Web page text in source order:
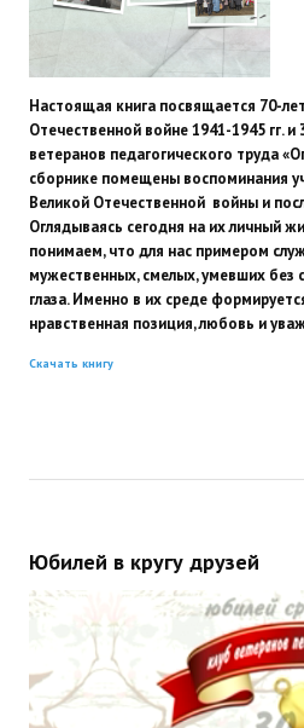
Настоящая книга посвящается 70-
Отечественной войне 1941-1945 гг.
ветеранов педагогического труда
сборнике помещены воспоминания
Великой Отечественной войны и
Оглядываясь сегодня на их личный
понимаем, что для нас примером
мужественных, смелых, умевших без
глаза. Именно в их среде
нравственная позиция, любовь и
Скачать книгу
Юбилей в кругу друзей